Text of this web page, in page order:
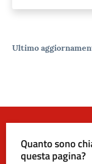
Ultimo
Quanto sono
questa pagina?